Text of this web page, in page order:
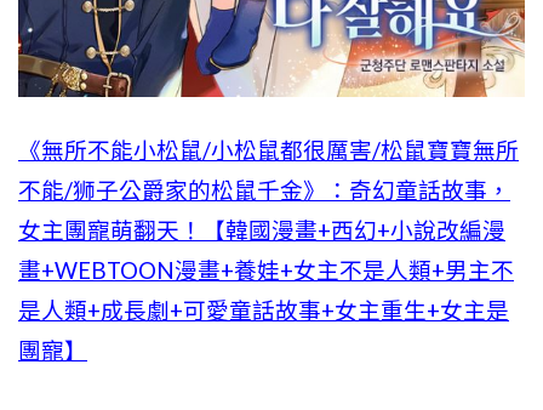
《無所不能小松鼠/小松鼠都很厲害/松鼠寶寶無所
不能/狮子公爵家的松鼠千金》：奇幻童話故事，
女主團寵萌翻天！【韓國漫畫+西幻+小說改編漫
畫+WEBTOON漫畫+養娃+女主不是人類+男主不
是人類+成長劇+可愛童話故事+女主重生+女主是
團寵】